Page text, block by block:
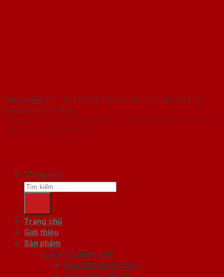
SaigonDoor™ - Hệ thống Showroom cửa thép cửa sắt
hàng đầu Việt Nam
Copyright ⓒ 2016 – 2026 SaigonDoor™ - www.cuathephanquoc.com |
Đơn vị chủ quản SaigonDoor
Tìm kiếm:
Trang chủ
Giới thiệu
Sản phẩm
CỬA CHỐNG CHÁY
Cửa Gỗ Chống Cháy